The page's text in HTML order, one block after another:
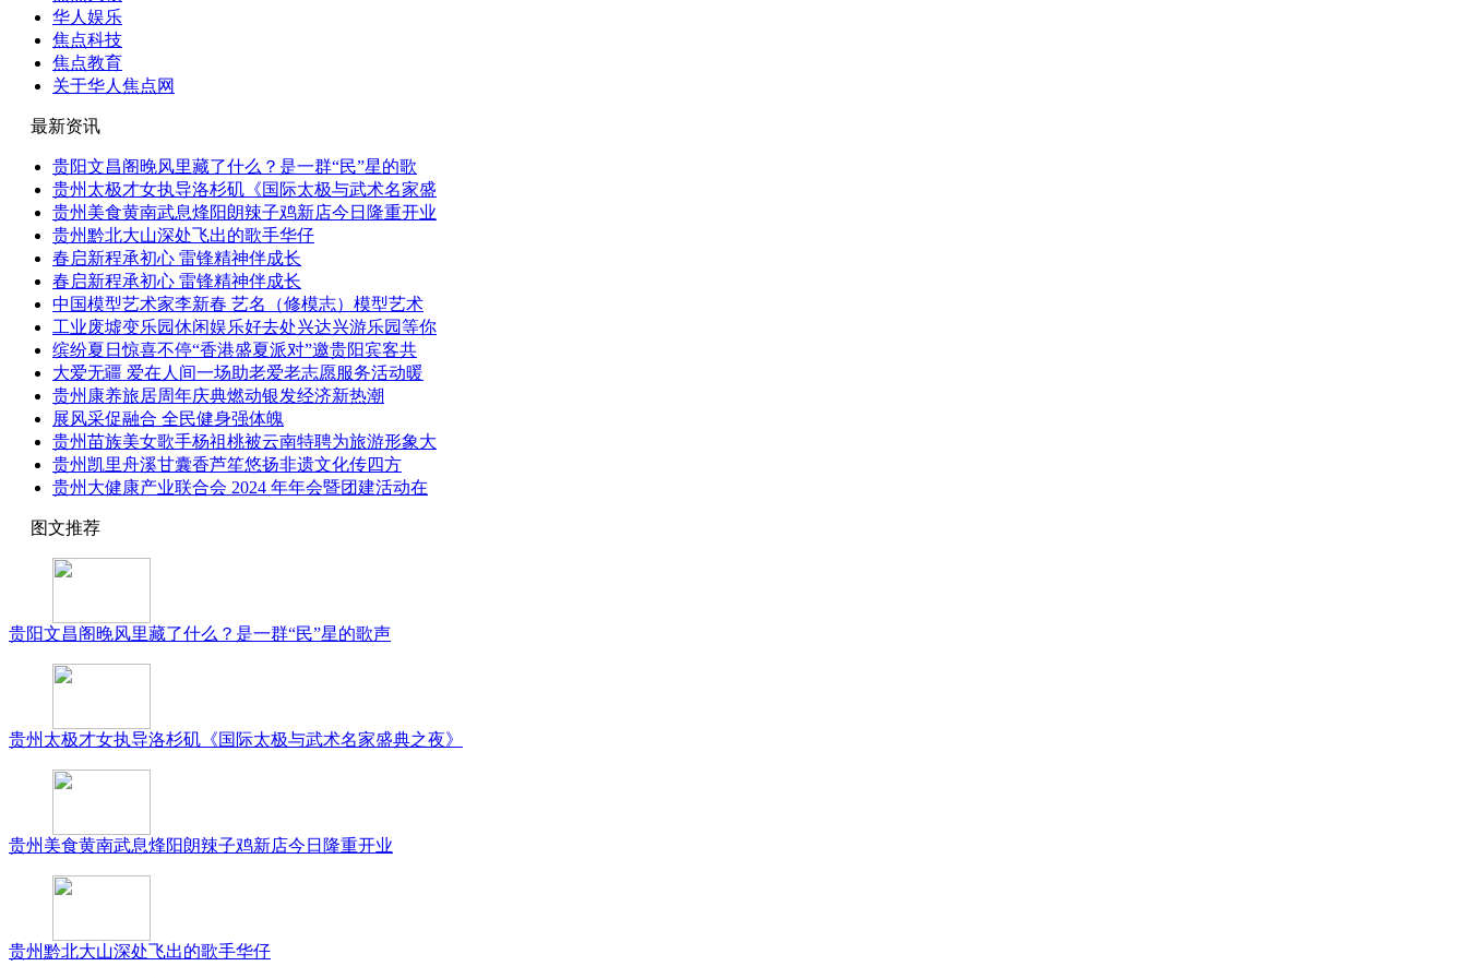
华人娱乐
焦点科技
焦点教育
关于华人焦点网
最新资讯
贵阳文昌阁晚风里藏了什么？是一群“民”星的歌
贵州太极才女执导洛杉矶《国际太极与武术名家盛
贵州美食黄南武息烽阳朗辣子鸡新店今日隆重开业
贵州黔北大山深处飞出的歌手华仔
春启新程承初心 雷锋精神伴成长
春启新程承初心 雷锋精神伴成长
中国模型艺术家李新春 艺名（修模志）模型艺术
工业废墟变乐园休闲娱乐好去处兴达兴游乐园等你
缤纷夏日惊喜不停“香港盛夏派对”邀贵阳宾客共
大爱无疆 爱在人间一场助老爱老志愿服务活动暖
贵州康养旅居周年庆典燃动银发经济新热潮
展风采促融合 全民健身强体魄
贵州苗族美女歌手杨祖桃被云南特聘为旅游形象大
贵州凯里舟溪甘囊香芦笙悠扬非遗文化传四方
贵州大健康产业联合会 2024 年年会暨团建活动在
图文推荐
贵阳文昌阁晚风里藏了什么？是一群“民”星的歌声
贵州太极才女执导洛杉矶《国际太极与武术名家盛典之夜》
贵州美食黄南武息烽阳朗辣子鸡新店今日隆重开业
贵州黔北大山深处飞出的歌手华仔